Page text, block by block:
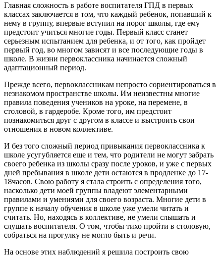
Главная сложность в работе воспитателя ГПД в первых
классах заключается в том, что каждый ребенок, попавший к
нему в группу, впервые вступил на порог школы, где ему
предстоит учиться многие годы. Первый класс станет
серьезным испытанием для ребенка, и от того, как пройдет
первый год, во многом зависят и все последующие годы в
школе. В жизни первоклассника начинается сложный
адаптационный период.
Прежде всего, первоклассникам непросто сориентироваться в
незнакомом пространстве школы. Им неизвестны многие
правила поведения учеников на уроке, на перемене, в
столовой, в гардеробе. Кроме того, им предстоит
познакомиться друг с другом в классе и выстроить свои
отношения в новом коллективе.
И без того сложный период привыкания первоклассника к
школе усугубляется еще и тем, что родители не могут забрать
своего ребенка из школы сразу после уроков, и уже с первых
дней пребывания в школе дети остаются в продленке до 17-
18часов. Свою работу я стала строить с определения того,
насколько дети моей группы владеют элементарными
правилами и умениями для своего возраста. Многие дети в
группе к началу обучения в школе уже умели читать и
считать. Но, находясь в коллективе, не умели слышать и
слушать воспитателя. О том, чтобы тихо пройти в столовую,
собраться на прогулку не могло быть и речи.
На основе этих наблюдений я решила построить свою